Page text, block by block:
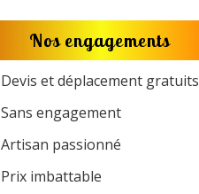
Nos engagements
Devis et déplacement gratuits
Sans engagement
Artisan passionné
Prix imbattable